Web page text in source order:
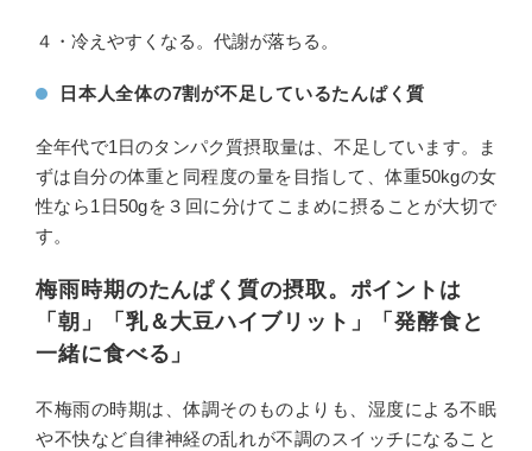
４・冷えやすくなる。代謝が落ちる。
日本人全体の7割が不足しているたんぱく質
全年代で1日のタンパク質摂取量は、不足しています。ま
ずは自分の体重と同程度の量を目指して、体重50kgの女
性なら1日50gを３回に分けてこまめに摂ることが大切で
す。
梅雨時期のたんぱく質の摂取。ポイントは
「朝」「乳＆大豆ハイブリット」「発酵食と
一緒に食べる」
不梅雨の時期は、体調そのものよりも、湿度による不眠
や不快など自律神経の乱れが不調のスイッチになること